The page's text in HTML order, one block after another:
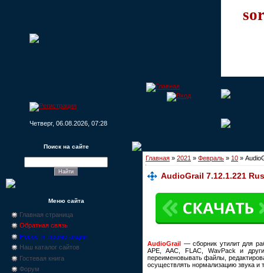
Четверг, 06.08.2026, 07:28
Поиск на сайте
Меню сайта
Главная страница
Обратная связь
Новости, промо-акции
Наш каталог сайтов
Гостевая книга
Форум
Главная » 2021 » Февраль » 10 »
AudioGrail 7.12.1.221 Rus
AudioGrail — сборник утилит для
APE, AAC, FLAC, WavPack и
переименовывать файлы,
осуществлять нормализацию звука и